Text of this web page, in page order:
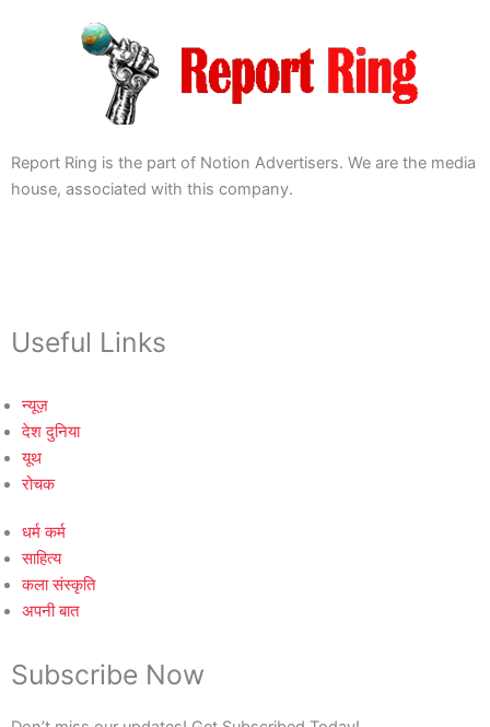
Report Ring is the part of Notion Advertisers. We are the media
house, associated with this company.
Useful Links
न्यूज़
देश दुनिया
यूथ
रोचक
धर्म कर्म
साहित्य
कला संस्कृति
अपनी बात
Subscribe Now